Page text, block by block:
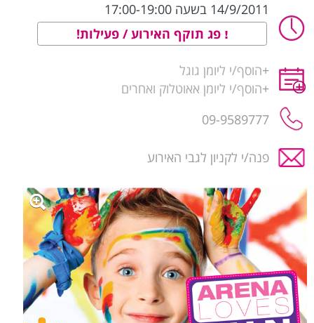
14/9/2011 בשעה 17:00-19:00
פג תוקף האירוע / פעילות!
+הוסף/י ליומן גוגל
+הוסף/י ליומן אאוטלוק ואחרים
09-9589777
פנה/י לקניון לגבי האירוע